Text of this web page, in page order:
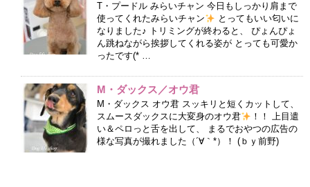
T・プードル みらいチャン 今日もしっかり肩まで
使ってくれたみらいチャン
とってもいい匂いに
なりました♪ トリミングが終わると、 ぴょんぴょ
ん跳ねながら挨拶してくれる姿が とっても可愛か
ったです(* …
M・ダックス／オウ君
M・ダックス オウ君 スッキリと短くカットして、
スムースダックスに大変身のオウ君
！！ 上目遣
い＆ペロっと舌を出して、 まるでおやつの広告の
様な写真が撮れました（´∀｀*）！ (ｂｙ前野)